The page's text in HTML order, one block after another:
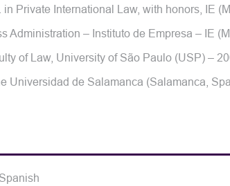
in Private International Law, with honors, IE
Administration – Instituto de Empresa – IE
of Law, University of São Paulo (USP) –
Universidad de Salamanca (Salamanca,